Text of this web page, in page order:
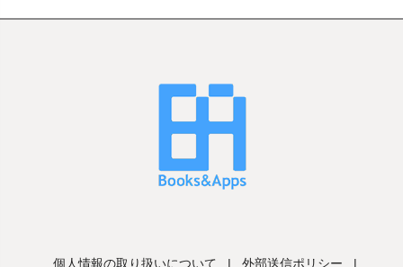
個人情報の取り扱いについて | 外部送信ポリシー |